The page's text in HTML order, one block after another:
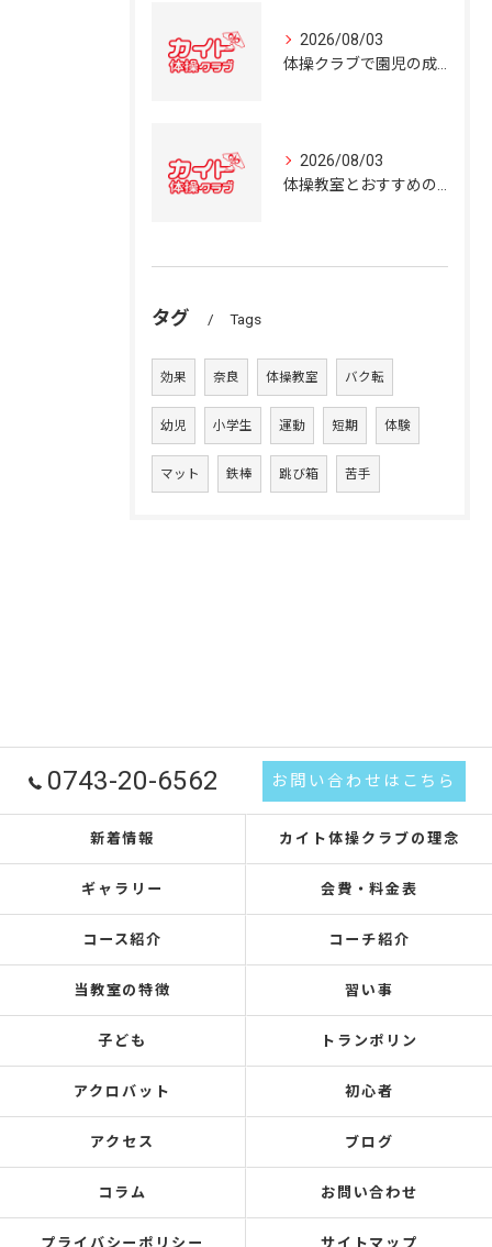
2026/08/03
2026/08/03
タグ Tags
効果 奈良 体操教室 バク転
幼児 小学生 運動 短期 体験
マット 鉄棒 跳び箱 苦手
0743-20-6562 お問い合わせはこちら
新着情報 カイト体操クラブの理念
ギャラリー 会費・料金表
コース紹介 コーチ紹介
当教室の特徴 習い事
子ども トランポリン
アクロバット 初心者
アクセス ブログ
コラム お問い合わせ
プライバシーポリシー サイトマップ